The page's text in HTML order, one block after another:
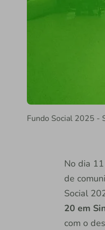
Fundo Social 2025 -
No dia
de
Social
20 em
com o